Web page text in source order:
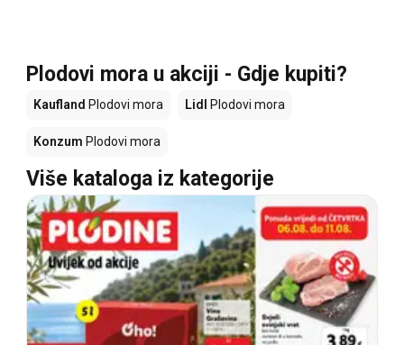
Plodovi mora u akciji - Gdje kupiti?
Kaufland Plodovi mora Lidl Plodovi mora
Konzum Plodovi mora
Više kataloga iz kategorije